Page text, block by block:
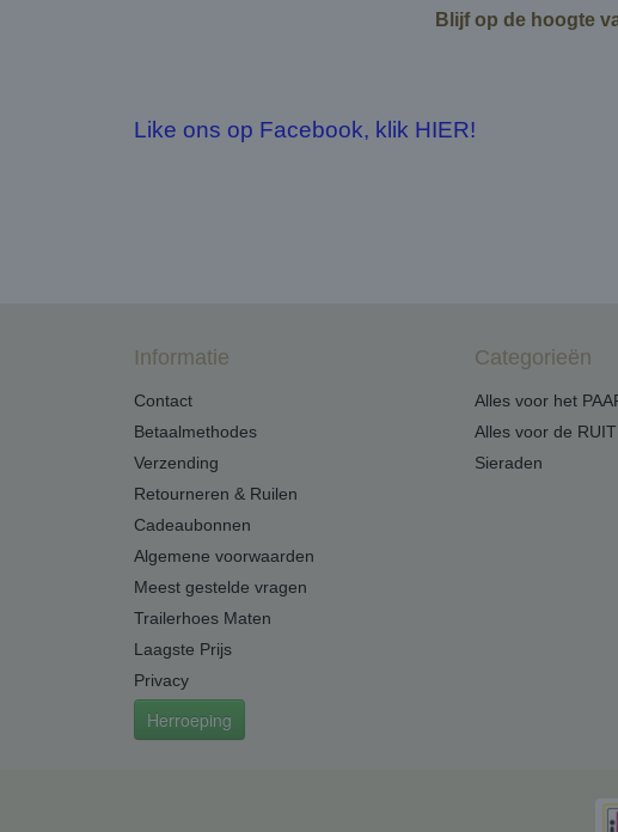
Blijf op de hoogte
Like ons op Facebook, klik HIER!
Informatie
Contact
Betaalmethodes
Verzending
Retourneren & Ruilen
Cadeaubonnen
Algemene voorwaarden
Meest gestelde vragen
Trailerhoes Maten
Laagste Prijs
Privacy
Herroeping
Categorieën
Alles voor het
Alles voor de
Sieraden